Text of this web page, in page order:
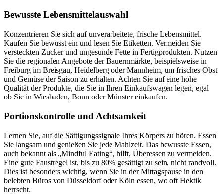
Bewusste Lebensmittelauswahl
Konzentrieren Sie sich auf unverarbeitete, frische Lebensmittel.
Kaufen Sie bewusst ein und lesen Sie Etiketten. Vermeiden Sie
versteckten Zucker und ungesunde Fette in Fertigprodukten. Nutzen
Sie die regionalen Angebote der Bauernmärkte, beispielsweise in
Freiburg im Breisgau, Heidelberg oder Mannheim, um frisches Obst
und Gemüse der Saison zu erhalten. Achten Sie auf eine hohe
Qualität der Produkte, die Sie in Ihren Einkaufswagen legen, egal
ob Sie in Wiesbaden, Bonn oder Münster einkaufen.
Portionskontrolle und Achtsamkeit
Lernen Sie, auf die Sättigungssignale Ihres Körpers zu hören. Essen
Sie langsam und genießen Sie jede Mahlzeit. Das bewusste Essen,
auch bekannt als „Mindful Eating“, hilft, Überessen zu vermeiden.
Eine gute Faustregel ist, bis zu 80% gesättigt zu sein, nicht randvoll.
Dies ist besonders wichtig, wenn Sie in der Mittagspause in den
belebten Büros von Düsseldorf oder Köln essen, wo oft Hektik
herrscht.